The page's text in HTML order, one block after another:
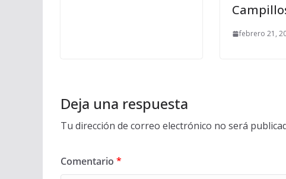
febrero 21,
Deja una respuesta
Tu dirección de correo electrónico no será
Comentario *